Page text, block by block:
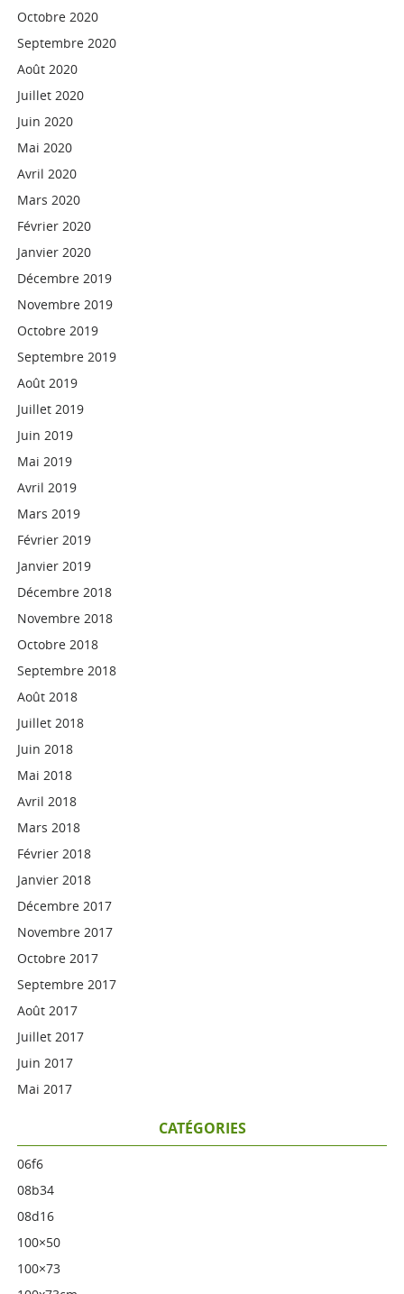
Octobre 2020
Septembre 2020
Août 2020
Juillet 2020
Juin 2020
Mai 2020
Avril 2020
Mars 2020
Février 2020
Janvier 2020
Décembre 2019
Novembre 2019
Octobre 2019
Septembre 2019
Août 2019
Juillet 2019
Juin 2019
Mai 2019
Avril 2019
Mars 2019
Février 2019
Janvier 2019
Décembre 2018
Novembre 2018
Octobre 2018
Septembre 2018
Août 2018
Juillet 2018
Juin 2018
Mai 2018
Avril 2018
Mars 2018
Février 2018
Janvier 2018
Décembre 2017
Novembre 2017
Octobre 2017
Septembre 2017
Août 2017
Juillet 2017
Juin 2017
Mai 2017
CATÉGORIES
06f6
08b34
08d16
100×50
100×73